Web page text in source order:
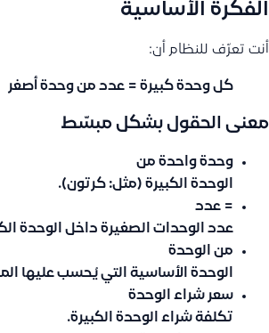
الفكرة الأساسية
أنت تعرّف للنظام أن:
كل وحدة كبيرة = عدد من وحدة أصغر
معنى الحقول بشكل مبسّط
وحدة واحدة من
الوحدة الكبيرة (مثل: كرتون).
= عدد
عدد الوحدات الصغيرة داخل الوحدة
من الوحدة
الوحدة الأساسية التي يُحسب عليها
سعر شراء الوحدة
تكلفة شراء الوحدة الكبيرة.